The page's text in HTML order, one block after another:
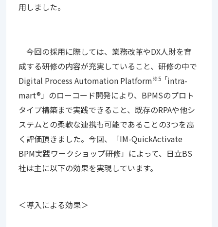
用しました。
今回の採用に際しては、業務改革やDX人財を育
成する研修の内容が充実していること、研修の中で
Digital Process Automation Platform※5「intra-
mart®」のローコード開発により、BPMSのプロト
タイプ構築まで実践できること、既存のRPAや他シ
ステムとの柔軟な連携も可能であることの3つを高
く評価頂きました。今回、「IM-QuickActivate
BPM実践ワークショップ研修」によって、日立BS
社は主に以下の効果を実現しています。
＜導入による効果＞